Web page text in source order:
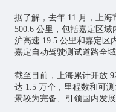
据了解，去年 11 月，上
500.6 公里，包括嘉定区域
沪高速 19.5 公里和嘉定区
嘉定自动驾驶测试道路全域
截至目前，上海累计开放
达 1.5 万个，里程数和可
景较为完备、引领国内发